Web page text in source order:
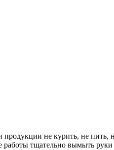
не курить, не
работы тщательно вымыть